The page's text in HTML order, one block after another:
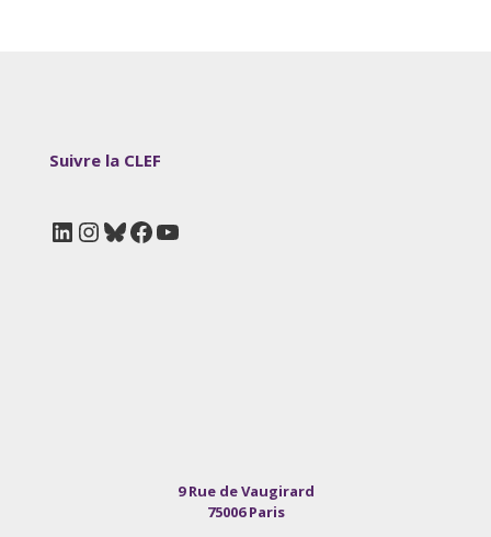
Suivre la CLEF
LinkedIn
Instagram
Bluesky
Facebook
YouTube
9 Rue de Vaugirard
75006 Paris